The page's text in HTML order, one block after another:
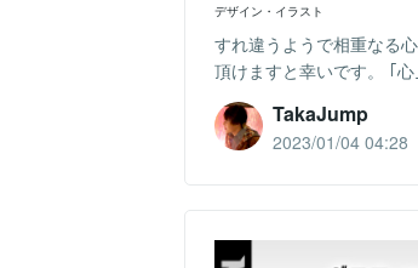
デザイン・イラスト
すれ違うようで相重なる
頂けますと幸いです。 ｢
TakaJump
2023/01/04 04:28